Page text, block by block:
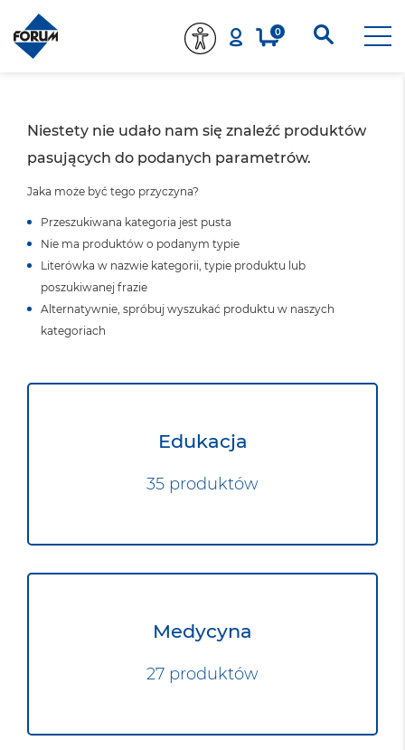
0
Niestety nie udało nam się znaleźć produktów
pasujących do podanych parametrów.
Jaka może być tego przyczyna?
Przeszukiwana kategoria jest pusta
Nie ma produktów o podanym typie
Literówka w nazwie kategorii, typie produktu lub
poszukiwanej frazie
Alternatywnie, spróbuj wyszukać produktu w naszych
kategoriach
Edukacja
35 produktów
Medycyna
27 produktów